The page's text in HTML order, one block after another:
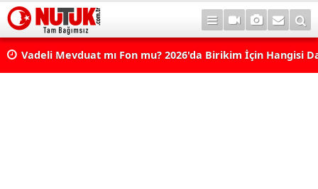
Vadeli Mevduat mı Fon mu? 2026'da Birikim İçin Hangisi